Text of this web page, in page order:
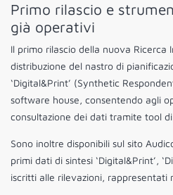
Primo rilascio e
già operativi
Il primo rilascio della nuova Ricerca
distribuzione del nastro di
‘Digital&Print’ (Synthetic
software house, consentendo agli
consultazione dei dati tramite tool
Sono inoltre disponibili sul sito
primi dati di sintesi ‘Digital&Print’,
iscritti alle rilevazioni, rappresentati